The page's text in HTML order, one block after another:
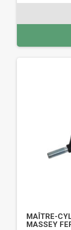
MAÎTRE-
MASSEY